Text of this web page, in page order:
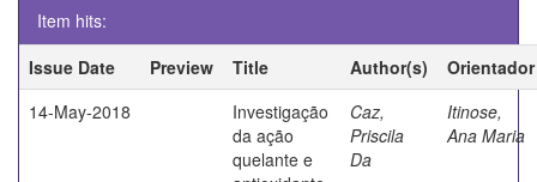
Item hits:
Issue Date
Preview Title Author(s)
Orientador
14-May-2018
Investigação
da ação
quelante e
Caz,
Priscila
Da
Itinose,
Ana Maria